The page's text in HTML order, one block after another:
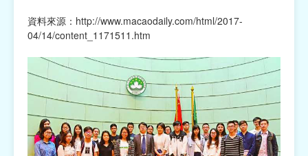
資料來源： http://www.macaodaily.com/html/2017-
04/14/content_1171511.htm